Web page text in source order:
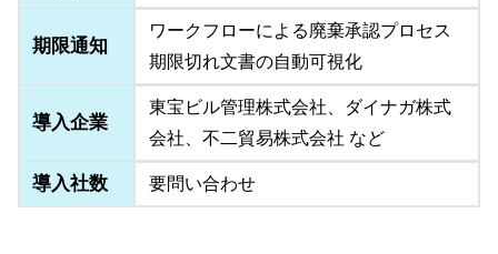
期限通知
ワークフローによる廃棄承認プロセス
期限切れ文書の自動可視化
導入企業
東宝ビル管理株式会社、ダイナガ株式
会社、不二貿易株式会社 など
導入社数 要問い合わせ